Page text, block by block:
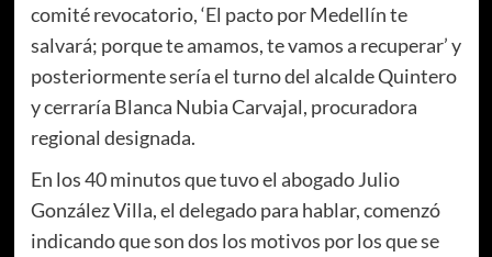
comité revocatorio, ‘El pacto por Medellín te
salvará; porque te amamos, te vamos a recuperar’ y
posteriormente sería el turno del alcalde Quintero
y cerraría Blanca Nubia Carvajal, procuradora
regional designada.
En los 40 minutos que tuvo el abogado Julio
González Villa, el delegado para hablar, comenzó
indicando que son dos los motivos por los que se